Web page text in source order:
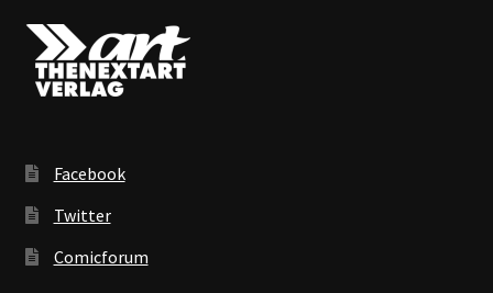
Facebook
Twitter
Comicforum